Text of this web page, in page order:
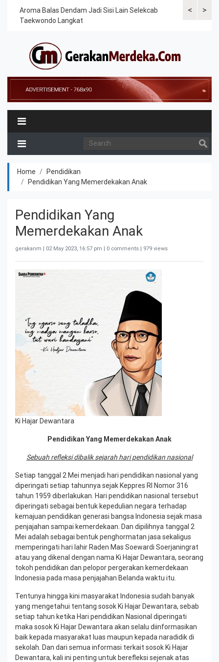
<
Aroma Balas Dendam Jadi Sisi Lain Selekcab
Taekwondo Langkat
>
Home
Pendidikan
Pendidikan Yang Memerdekakan Anak
Pendidikan Yang
Memerdekakan Anak
gerakanm | 02 May 2023, 16:57 pm | 0 comments | 979 views
Ki Hajar Dewantara
Pendidikan Yang Memerdekakan Anak
Sebuah refleksi dibalik sejarah hari pendidikan nasional
Setiap tanggal 2 Mei menjadi hari pendidikan nasional yang
diperingati setiap tahunnya sejak Keppres RI Nomor 316
tahun 1959 diberlakukan. Hari pendidikan nasional tersebut
diperingati sebagai bentuk kepedulian negara terhadap
kemajuan pendidikan generasi bangsa Indonesia sejak masa
penjajahan sampai kemerdekaan. Dan dipilihnya tanggal 2
Mei adalah sebagai bentuk penghormatan jasa sekaligus
memperingati hari lahir Raden Mas Soewardi Soerjaningrat
atau yang dikenal dengan nama Ki Hajar Dewantara, seorang
tokoh pendidikan dan pelopor pergerakan kemerdekaan
Indonesia pada masa penjajahan Belanda waktu itu.
Tentunya hingga kini masyarakat Indonesia sudah banyak
yang mengetahui tentang sosok Ki Hajar Dewantara, sebab
setiap tahun ketika Hari pendidikan Nasional diperingati
maka sosok Ki Hajar Dewantara akan selalu diinformasikan
baik kepada masyarakat luas maupun kepada naradidik di
sekolah. Dan dari semua informasi terkait sosok Ki Hajar
Dewantara, kali ini penting untuk berefleksi sejenak atas